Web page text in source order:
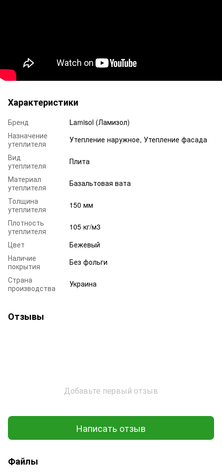
Характеристики
Бренд
Lamisol (Ламизол)
Назначение
утеплителя
Утепление наружное, Утепление фасада
Вид
утеплителя
Плита
Материал
утеплителя
Базальтовая вата
Толщина
утеплителя
150 мм
Плотность
утеплителя
105 кг/м3
Цвет
Бежевый
Наличие
покрытия
Без фольги
Страна
производства
Украина
Отзывы
Добавьте первый отзыв
Написать отзыв
Файлы